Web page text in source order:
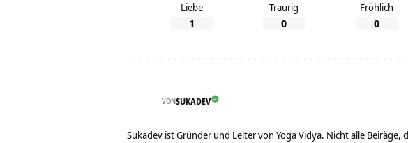
Liebe
1
Traurig
0
Fröhlich
0
VONSUKADEV
Sukadev ist Gründer und Leiter von Yoga Vidya. Nicht alle